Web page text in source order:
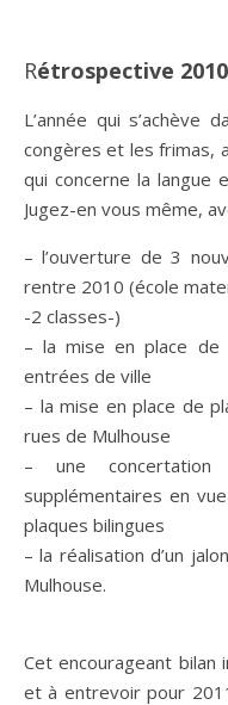
Rétrospective
L’année qui s’achève
congères et les frimas,
qui concerne la langue
Jugez-en vous même,
– l’ouverture de 3
rentre 2010 (école
-2 classes-)
– la mise en place de
entrées de ville
– la mise en place de
rues de Mulhouse
– une
supplémentaires en
plaques bilingues
– la réalisation d’un
Mulhouse.
Cet encourageant bilan
et à entrevoir pour